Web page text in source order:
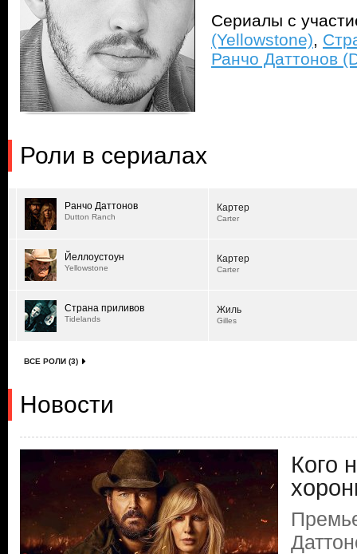
Сериалы с
(Yellowstone),
Ранчо Даттонов
Роли в сериалах
Ранчо Даттонов
Dutton Ranch
Картер
Carter
Йеллоустоун
Yellowstone
Картер
Carter
Страна приливов
Tidelands
Жиль
Gilles
ВСЕ РОЛИ (3)
Новости
Кого